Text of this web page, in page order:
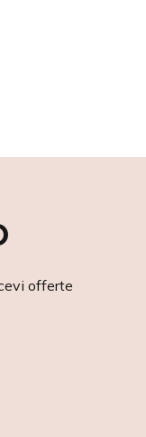
offerte